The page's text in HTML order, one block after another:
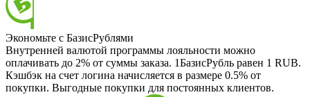
Экономьте с БазисРублями
Внутренней валютой программы лояльности можно
оплачивать до 2% от суммы заказа. 1БазисРубль равен 1 RUB.
Кэшбэк на счет логина начисляется в размере 0.5% от
покупки. Выгодные покупки для постоянных клиентов.